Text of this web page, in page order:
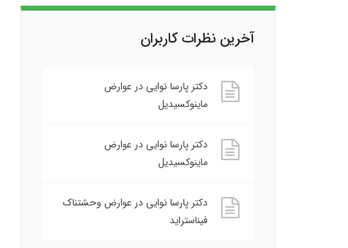
آخرین نظرات کاربران
دکتر پارسا نواییدر عوارض
ماینوکسیدیل
دکتر پارسا نواییدر عوارض
ماینوکسیدیل
دکتر پارسا نواییدر عوارض وحشتناک
فیناستراید